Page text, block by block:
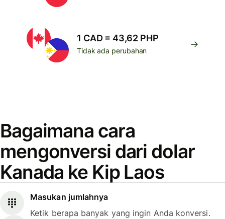
1 CAD = 43,62 PHP
Tidak ada perubahan
Bagaimana cara
mengonversi dari dolar
Kanada ke Kip Laos
Masukan jumlahnya
Ketik berapa banyak yang ingin Anda konversi.